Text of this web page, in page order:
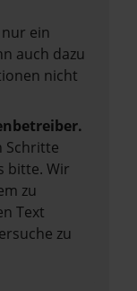
ein
auch dazu
nicht
Schritte
bitte. Wir
zu
Text
zu